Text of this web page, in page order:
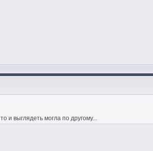
и выглядеть могла по другому...